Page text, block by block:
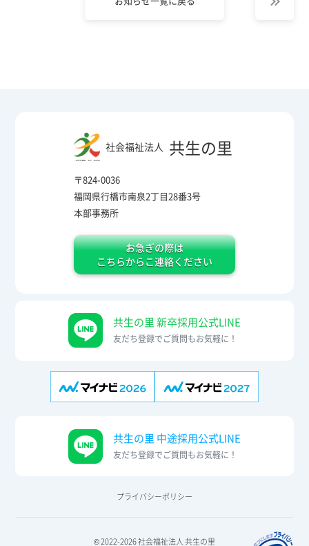
社会福祉法人 共生の里
〒824-0036
福岡県行橋市南泉2丁目28番3号
本部事務所
お急ぎの際は
こちらからこ連絡ください
共生の里 新卒採用公式LINE
友だち登録でご質問もお気軽に！
共生の里 中途採用公式LINE
友だち登録でご質問もお気軽に！
プライバシーポリシー
© 2022-2026 社会福祉法人 共生の里